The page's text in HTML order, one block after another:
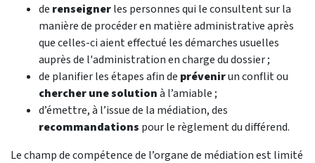
de renseignerles personnes qui le consultent sur la
manière de procéder en matière administrative après
que celles-ci aient effectué les démarches usuelles
auprès de l'administration en charge du dossier ;
de planifier les étapes afin de prévenirun conflit ou
chercher une solutionà l’amiable ;
d’émettre, à l’issue de la médiation, des
recommandations pour le règlement du différend.
Le champ de compétence de l’organe de médiation est limité